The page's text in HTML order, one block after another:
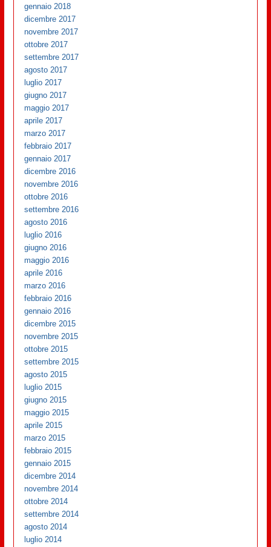
gennaio 2018
dicembre 2017
novembre 2017
ottobre 2017
settembre 2017
agosto 2017
luglio 2017
giugno 2017
maggio 2017
aprile 2017
marzo 2017
febbraio 2017
gennaio 2017
dicembre 2016
novembre 2016
ottobre 2016
settembre 2016
agosto 2016
luglio 2016
giugno 2016
maggio 2016
aprile 2016
marzo 2016
febbraio 2016
gennaio 2016
dicembre 2015
novembre 2015
ottobre 2015
settembre 2015
agosto 2015
luglio 2015
giugno 2015
maggio 2015
aprile 2015
marzo 2015
febbraio 2015
gennaio 2015
dicembre 2014
novembre 2014
ottobre 2014
settembre 2014
agosto 2014
luglio 2014